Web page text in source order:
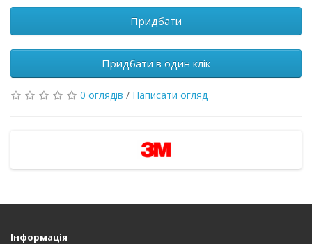
Придбати
Придбати в один клік
0 оглядів / Написати огляд
Інформація